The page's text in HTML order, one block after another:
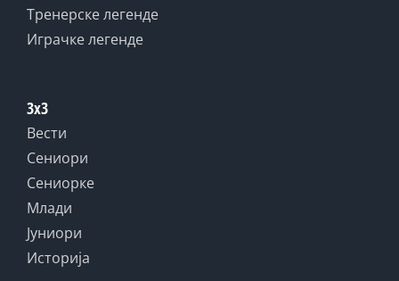
Тренерске легенде
Играчке легенде
3x3
Вести
Сениори
Сениорке
Млади
Јуниори
Историја